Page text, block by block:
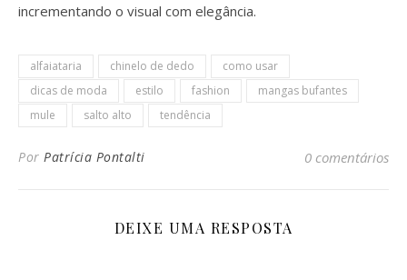
incrementando o visual com elegância.
alfaiataria chinelo de dedo
como usar
dicas de moda
estilo fashion
mangas bufantes
mule
salto alto tendência
Por Patrícia Pontalti 0 comentários
DEIXE UMA RESPOSTA